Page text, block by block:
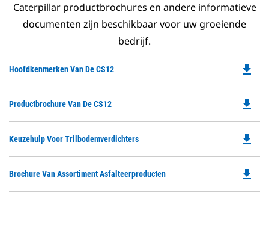
Caterpillar productbrochures en andere informatieve
documenten zijn beschikbaar voor uw groeiende
bedrijf.
Hoofdkenmerken Van De CS12
a
file_download
Productbrochure Van De CS12
a
file_download
Keuzehulp Voor Trilbodemverdichters
a
file_download
Brochure Van Assortiment Asfalteerproducten file_download